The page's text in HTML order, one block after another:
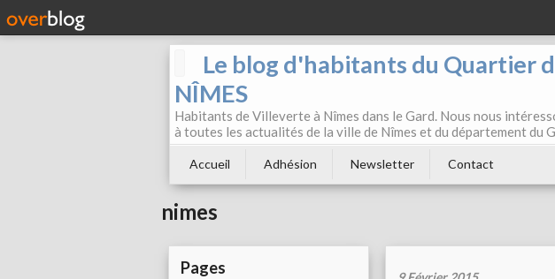
Le blog d'habitants du Quartier
NÎMES
Habitants de Villeverte à Nîmes dans le Gard. Nous nous
à toutes les actualités de la ville de Nîmes et du département du
Accueil Adhésion Newsletter Contact
nimes
Pages